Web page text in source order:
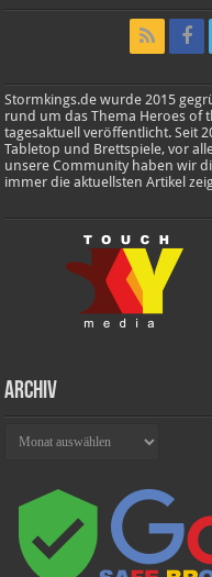
Stormkings.de wurde 2015
rund um das Thema Heroes of
tagesaktuell veröffentlicht. Seit
Tabletop und Brettspiele, vor
unsere Community haben wir
immer die aktuellsten Artikel
Archiv